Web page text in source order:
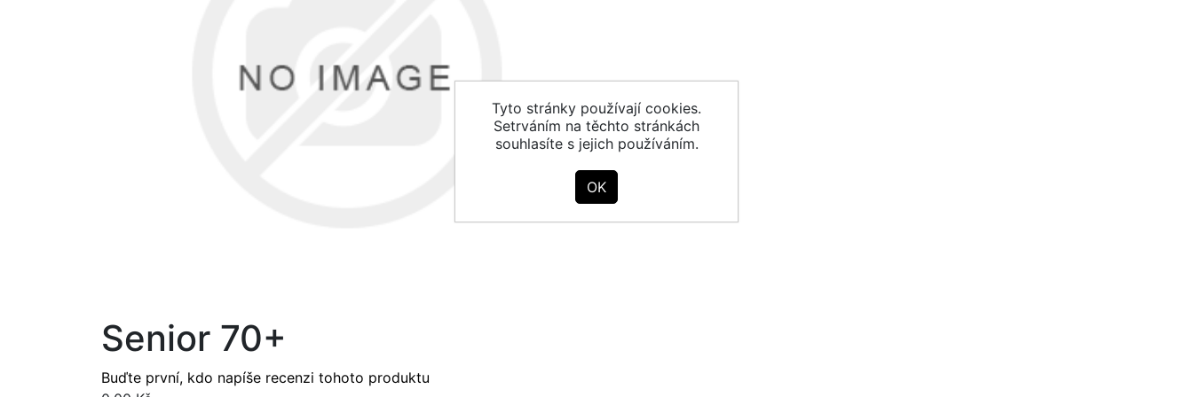
Senior 70+
Buďte první, kdo napíše recenzi tohoto produktu
Tyto stránky používají cookies.
Setrváním na těchto stránkách
souhlasíte s jejich používáním.